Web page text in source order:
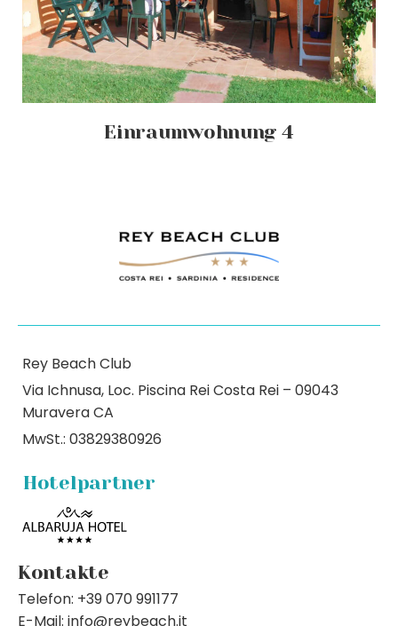
Einraumwohnung 4
Rey Beach Club
Via Ichnusa, Loc. Piscina Rei Costa Rei – 09043
Muravera CA
MwSt.: 03829380926
Hotelpartner
Kontakte
Telefon: +39 070 991177
E-Mail: info@reybeach.it